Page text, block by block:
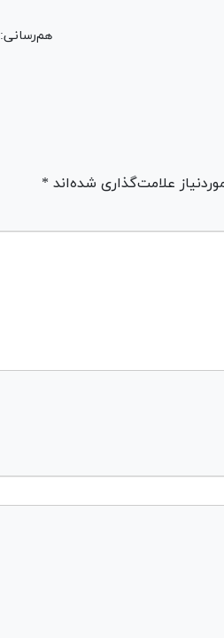
هم‌رسانی:
علامت‌گذاری شده‌اند *